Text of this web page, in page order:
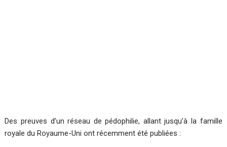
Des preuves d’un réseau de pédophilie, allant jusqu’à la famille
royale du Royaume-Uni ont récemment été publiées :